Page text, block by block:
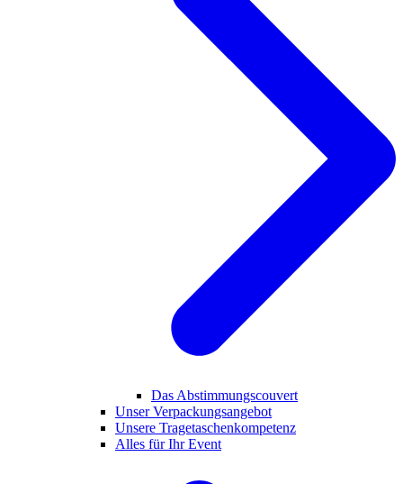
Das Abstimmungscouvert
Unser Verpackungsangebot
Unsere Tragetaschenkompetenz
Alles für Ihr Event